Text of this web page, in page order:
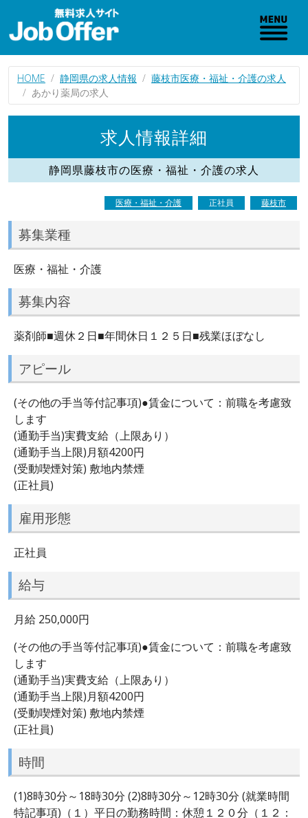
HOME 静岡県の求人情報
藤枝市医療・福祉・介護の求人
あかり薬局の求人
求人情報詳細
静岡県藤枝市の医療・福祉・介護の求人
医療・福祉・介護 正社員 藤枝市
募集業種
医療・福祉・介護
募集内容
薬剤師■週休２日■年間休日１２５日■残業ほぼなし
アピール
(その他の手当等付記事項)●賃金について：前職を考慮致
します
(通勤手当)実費支給（上限あり）
(通勤手当上限)月額4200円
(受動喫煙対策) 敷地内禁煙
(正社員)
雇用形態
正社員
給与
月給 250,000円
(その他の手当等付記事項)●賃金について：前職を考慮致
します
(通勤手当)実費支給（上限あり）
(通勤手当上限)月額4200円
(受動喫煙対策) 敷地内禁煙
(正社員)
時間
(1)8時30分～18時30分 (2)8時30分～12時30分 (就業時間
特記事項)（１）平日の勤務時間：休憩１２０分（１２：